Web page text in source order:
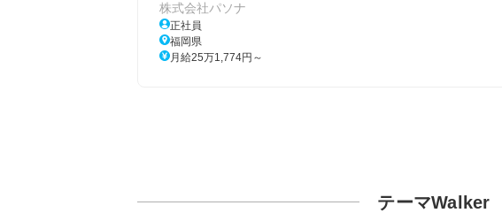
株式会社パソナ
正社員
福岡県
月給25万1,774円～
テーマWalker